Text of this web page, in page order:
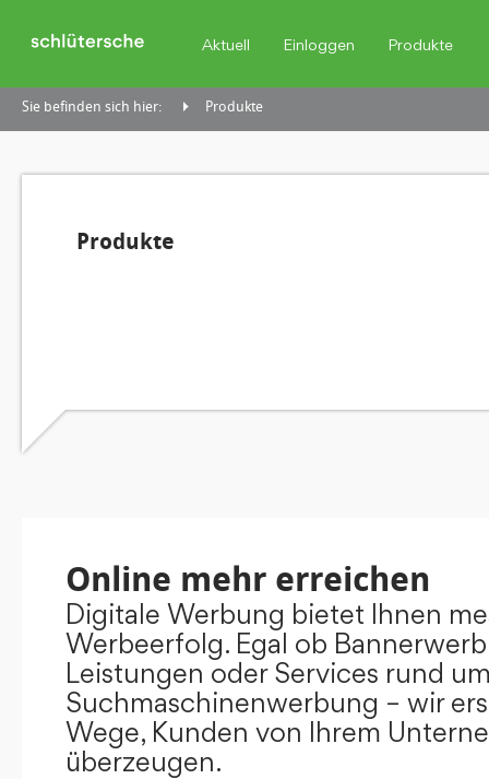
Aktuell Einloggen Produkte
Sie befinden sich hier: Produkte
Produkte
Online mehr erreichen
Digitale Werbung bietet Ihnen
Werbeerfolg. Egal ob
Leistungen oder Services rund
Suchmaschinenwerbung – wir
Wege, Kunden von Ihrem
überzeugen.